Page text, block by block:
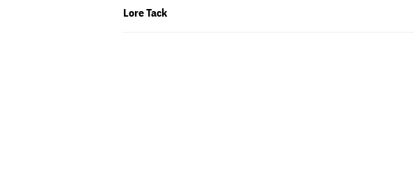
Lore Tack